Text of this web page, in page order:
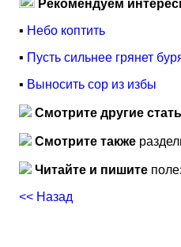
Рекомендуем
▪ Небо коптить
▪ Пусть сильнее грянет
▪ Выносить сор из избы
Смотрите другие
Смотрите также
Читайте и пишите
<< Назад